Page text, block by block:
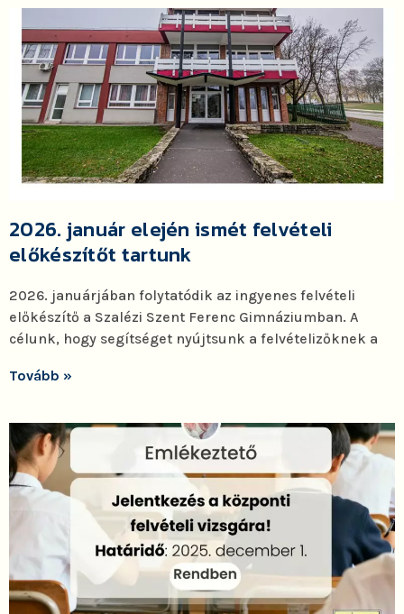
2026. január elején ismét felvételi
előkészítőt tartunk
2026. januárjában folytatódik az ingyenes felvételi
előkészítő a Szalézi Szent Ferenc Gimnáziumban. A
célunk, hogy segítséget nyújtsunk a felvételizőknek a
Tovább »